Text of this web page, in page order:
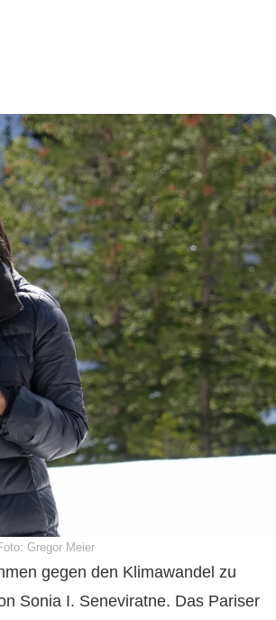
Gregor Meier
gegen den Klimawandel zu
Sonia I. Seneviratne. Das Pariser